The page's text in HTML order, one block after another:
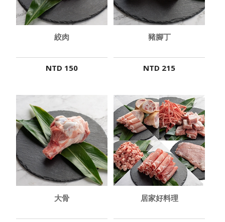
絞肉
NTD 150
豬腳丁
NTD 215
大骨 居家好料理